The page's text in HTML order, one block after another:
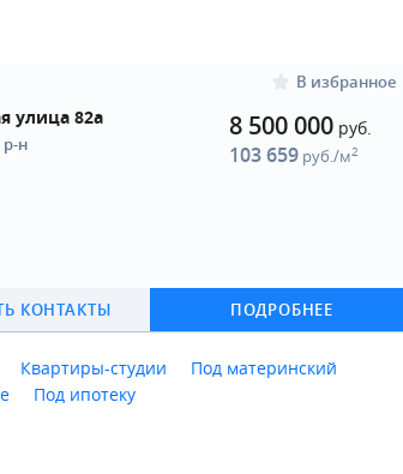
В избранное
8 500 000 руб.
103 659 руб./м2
улица 82а
н
ПОДРОБНЕЕ
КОНТАКТЫ
Квартиры-студии
Под материнский
Под ипотеку